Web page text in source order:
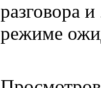
разговора
режиме